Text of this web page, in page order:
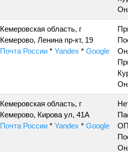
Кемеровская область, г
Кемерово, Ленина пр-кт, 19
Почта России * Yandex * Google
Кемеровская область, г
Кемерово, Кирова ул, 41А
Почта России * Yandex * Google